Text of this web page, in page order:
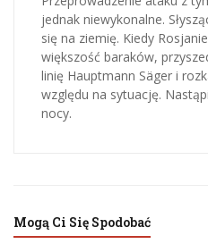
jednak niewykonalne.
się na ziemię. Kiedy
większość baraków,
linię Hauptmann Säger i
względu na sytuację.
nocy.
Mogą Ci Się Spodobać